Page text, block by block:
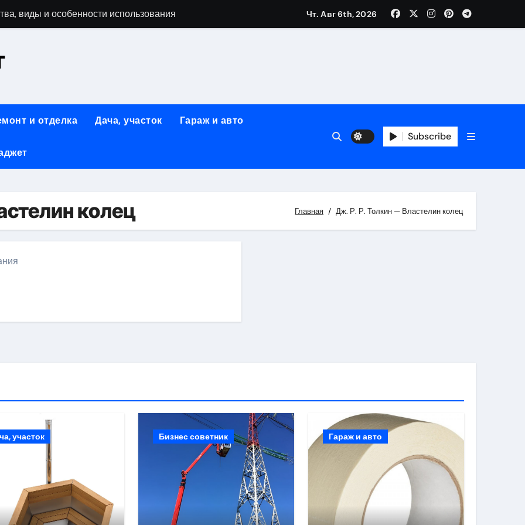
виды и особенности использования
помощник при ремонтных работах
к Успешному Реализации Ваших Идей
и практичность
Дома: Экологичность и Практичность
Чт. Авг 6th, 2026
и отделка Дача, участок Гараж и авто
Subscribe
колец Главная Дж. Р. Р. Толкин — Властелин колец
участок Бизнес советник Гараж и авто